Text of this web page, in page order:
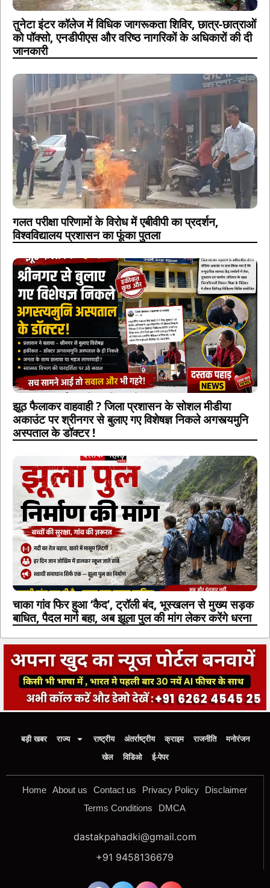
तुनेटा इंटर कॉलेज में विधिक जागरूकता शिविर, छात्र-छात्राओं
को पॉक्सो, एनडीपीएस और वरिष्ठ नागरिकों के अधिकारों की दी
जानकारी
गलत परीक्षा परिणामों के विरोध में एबीवीपी का प्रदर्शन,
विश्वविद्यालय प्रशासन का फूंका पुतला
झूठ फैलाकर वाहवाही ? जिला प्रशासन के सोशल मीडीया
अकाउंट पर श्रीनगर से बुलाए गए विशेषज्ञ निकले अगस्त्यमुनि
अस्पताल के डॉक्टर !
चाका गांव फिर हुआ ‘कैद’, ट्रॉली बंद, भूस्खलन से मुख्य सड़क
बाधित, पैदल मार्ग बहा, अब झूला पुल की मांग लेकर करेंगे धरना
बड़ी खबर राज्य राष्ट्रीय अंतर्राष्ट्रीय क्राइम राजनीति
मनोरंजन
खेल
विडिओ ई-पेपर
Home About us Contact us Privacy Policy
Disclaimer
Terms Conditions
DMCA
dastakpahadki@gmail.com
+91 9458136679